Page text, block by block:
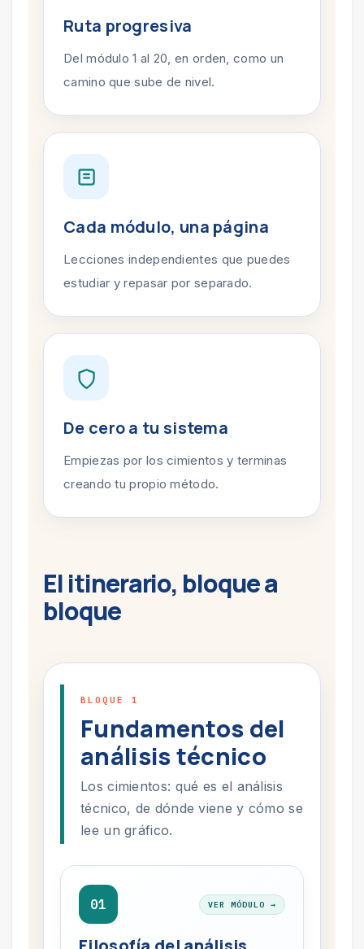
Ruta progresiva
Del módulo 1 al 20, en orden, como un
camino que sube de nivel.
Cada módulo, una página
Lecciones independientes que puedes
estudiar y repasar por separado.
De cero a tu sistema
Empiezas por los cimientos y terminas
creando tu propio método.
El itinerario, bloque a
bloque
BLOQUE 1
Fundamentos del
análisis técnico
Los cimientos: qué es el análisis
técnico, de dónde viene y cómo se
lee un gráfico.
01 VER MÓDULO →